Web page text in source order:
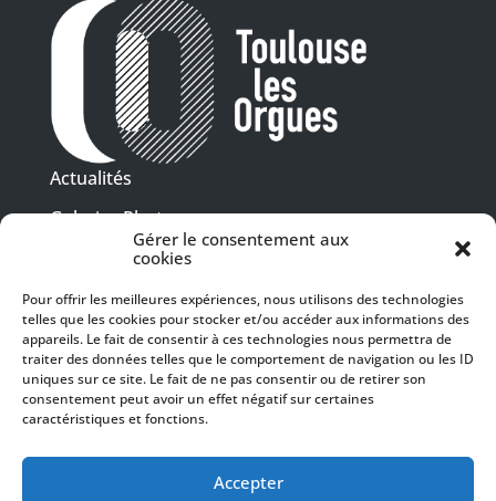
Gérer le consentement aux
cookies
Pour offrir les meilleures expériences, nous utilisons des technologies
telles que les cookies pour stocker et/ou accéder aux informations des
appareils. Le fait de consentir à ces technologies nous permettra de
traiter des données telles que le comportement de navigation ou les ID
uniques sur ce site. Le fait de ne pas consentir ou de retirer son
consentement peut avoir un effet négatif sur certaines
caractéristiques et fonctions.
Accepter
Actualités
Galeries Photos
Vidéothèque
Presse
Programme PDF
Billetterie
Recrutement
Mentions légales
SUIVEZ-NOUS